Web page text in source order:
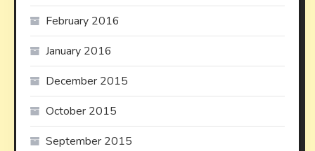
February 2016
January 2016
December 2015
October 2015
September 2015